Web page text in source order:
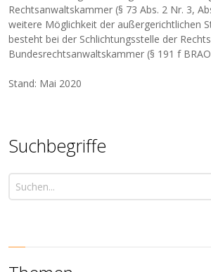
Rechtsanwaltskammer (§ 73 Abs. 2 Nr. 3,
weitere Möglichkeit der außergerichtlichen
besteht bei der Schlichtungsstelle der
Bundesrechtsanwaltskammer (§ 191 f
Stand: Mai 2020
Suchbegriffe